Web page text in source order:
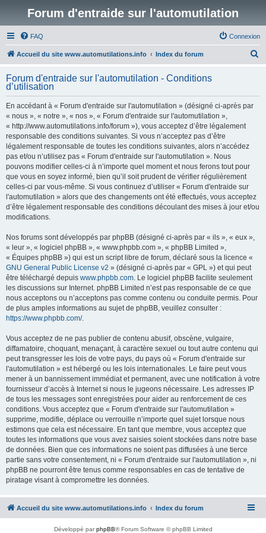
Forum d'entraide sur l'automutilation
FAQ Connexion
Accueil du site www.automutilations.info Index du forum
h
Forum d'entraide sur l'automutilation - Conditions
d’utilisation
En accédant à « Forum d'entraide sur l'automutilation » (désigné ci-après par
« nous », « notre », « nos », « Forum d'entraide sur l'automutilation »,
« http://www.automutilations.info/forum »), vous acceptez d’être légalement
responsable des conditions suivantes. Si vous n’acceptez pas d’être
légalement responsable de toutes les conditions suivantes, alors n’accédez
pas et/ou n’utilisez pas « Forum d'entraide sur l'automutilation ». Nous
pouvons modifier celles-ci à n’importe quel moment et nous ferons tout pour
que vous en soyez informé, bien qu’il soit prudent de vérifier régulièrement
celles-ci par vous-même. Si vous continuez d’utiliser « Forum d'entraide sur
l'automutilation » alors que des changements ont été effectués, vous acceptez
d’être légalement responsable des conditions découlant des mises à jour et/ou
modifications.
Nos forums sont développés par phpBB (désigné ci-après par « ils », « eux »,
« leur », « logiciel phpBB », « www.phpbb.com », « phpBB Limited »,
« Équipes phpBB ») qui est un script libre de forum, déclaré sous la licence «
GNU General Public License v2 » (désigné ci-après par « GPL ») et qui peut
être téléchargé depuis www.phpbb.com. Le logiciel phpBB facilite seulement
les discussions sur Internet. phpBB Limited n’est pas responsable de ce que
nous acceptons ou n’acceptons pas comme contenu ou conduite permis. Pour
de plus amples informations au sujet de phpBB, veuillez consulter :
https://www.phpbb.com/.
Vous acceptez de ne pas publier de contenu abusif, obscène, vulgaire,
diffamatoire, choquant, menaçant, à caractère sexuel ou tout autre contenu qui
peut transgresser les lois de votre pays, du pays où « Forum d'entraide sur
l'automutilation » est hébergé ou les lois internationales. Le faire peut vous
mener à un bannissement immédiat et permanent, avec une notification à votre
fournisseur d’accès à Internet si nous le jugeons nécessaire. Les adresses IP
de tous les messages sont enregistrées pour aider au renforcement de ces
conditions. Vous acceptez que « Forum d'entraide sur l'automutilation »
supprime, modifie, déplace ou verrouille n’importe quel sujet lorsque nous
estimons que cela est nécessaire. En tant que membre, vous acceptez que
toutes les informations que vous avez saisies soient stockées dans notre base
de données. Bien que ces informations ne soient pas diffusées à une tierce
partie sans votre consentement, ni « Forum d'entraide sur l'automutilation », ni
phpBB ne pourront être tenus comme responsables en cas de tentative de
piratage visant à compromettre les données.
Accueil du site www.automutilations.info Index du forum
Développé parphpBB® Forum Software © phpBB Limited